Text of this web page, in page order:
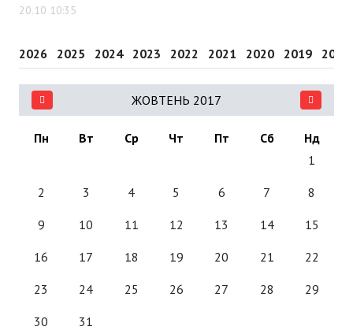
20.10 10:35
2026 2025 2024 2023 2022 2021 2020 2019 2018
ЖОВТЕНЬ 2017
Пн Вт Ср Чт Пт Сб
Нд
1
2 3 4 5 6 7 8
9 10 11 12 13 14 15
16 17 18 19 20 21 22
23 24 25 26 27 28 29
30 31